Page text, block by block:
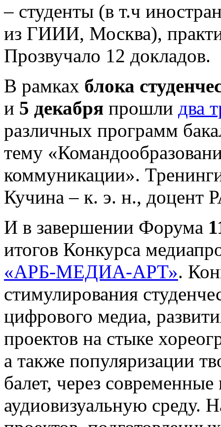
– студенты (в т.ч
из ГИИИ, Москва),
Прозвучало 12 докладов.
В рамках блока
и 5 декабря прошли два
различных программ
тему
коммуникации».
Кучина – к. э. н.,
И в завершении Форума
итогов Конкурса
«АРБ-МЕДИА-АРТ».
стимулирования
цифрового медиа,
проектов на стыке
а также популяризации
балет, через
аудиовизуальную среду.